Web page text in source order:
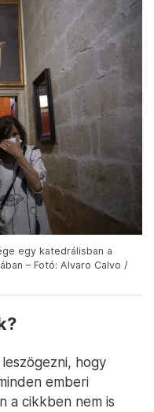
egy katedrálisban a
– Fotó: Alvaro Calvo /
hogy
emberi
a cikkben nem is